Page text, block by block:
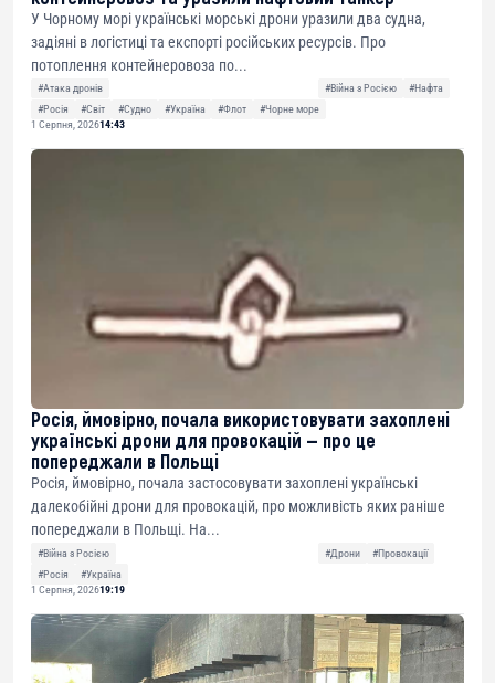
У Чорному морі українські морські дрони уразили два судна,
задіяні в логістиці та експорті російських ресурсів. Про
потоплення контейнеровоза по...
#Атака дронів #Війна з Росією
#Нафта
#Росія
#Світ #Судно #Україна #Флот
#Чорне море
1 Серпня, 202614:43
Росія, ймовірно, почала використовувати захоплені
українські дрони для провокацій — про це
попереджали в Польщі
Росія, ймовірно, почала застосовувати захоплені українські
далекобійні дрони для провокацій, про можливість яких раніше
попереджали в Польщі. На...
#Війна з Росією #Дрони
#Провокації
#Росія
#Україна
1 Серпня, 202619:19